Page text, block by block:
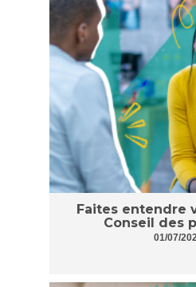
Faites entendre
Conseil des
01/07/